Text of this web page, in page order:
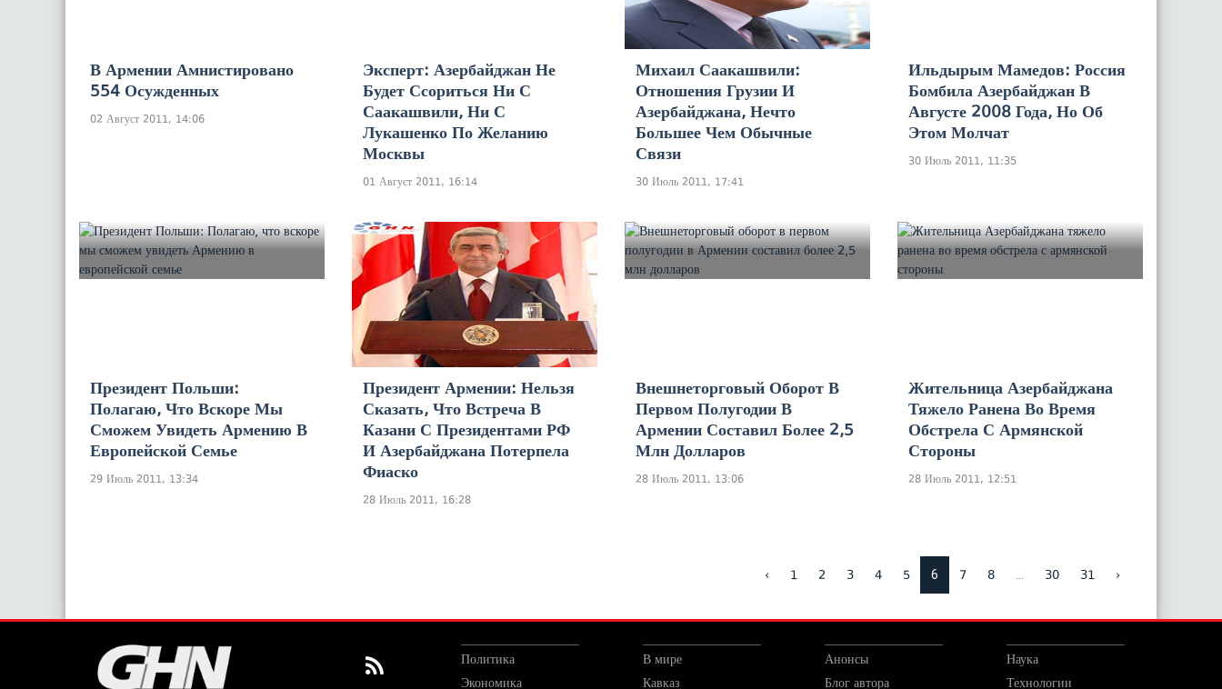
В Армении Амнистировано
554 Осужденных
02 Август 2011, 14:06
Эксперт: Азербайджан Не
Будет Ссориться Ни С
Саакашвили, Ни С
Лукашенко По Желанию
Москвы
01 Август 2011, 16:14
Михаил Саакашвили:
Отношения Грузии И
Азербайджана, Нечто
Большее Чем Обычные
Связи
30 Июль 2011, 17:41
Ильдырым Мамедов: Россия
Бомбила Азербайджан В
Августе 2008 Года, Но Об
Этом Молчат
30 Июль 2011, 11:35
Президент Польши:
Полагаю, Что Вскоре Мы
Сможем Увидеть Армению В
Европейской Семье
29 Июль 2011, 13:34
Президент Армении: Нельзя
Сказать, Что Встреча В
Казани С Президентами РФ
И Азербайджана Потерпела
Фиаско
28 Июль 2011, 16:28
Внешнеторговый Оборот В
Первом Полугодии В
Армении Составил Более 2,5
Млн Долларов
28 Июль 2011, 13:06
Жительница Азербайджана
Тяжело Ранена Во Время
Обстрела С Армянской
Стороны
28 Июль 2011, 12:51
‹ 1 2 3 4 5 6 7 8 30 31 ›
Политика
Экономика
В мире
Кавказ
Анонсы
Блог автора
Наука
Технологии